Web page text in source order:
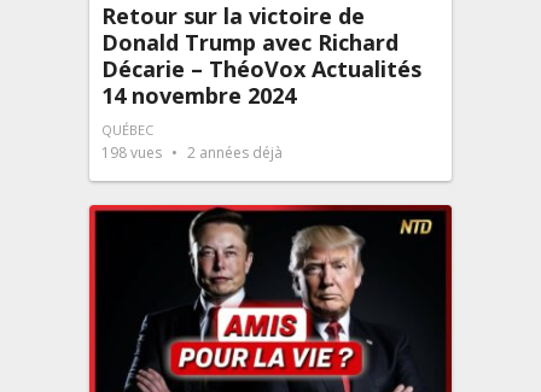
Retour sur la victoire de
Donald Trump avec Richard
Décarie – ThéoVox Actualités
14 novembre 2024
QUÉBEC
198vues 2 années déjà